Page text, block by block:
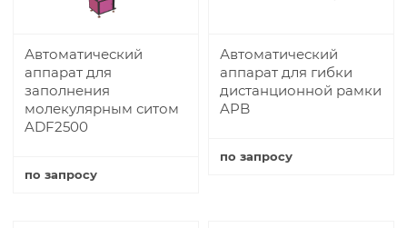
Автоматический
аппарат для
заполнения
молекулярным ситом
ADF2500
по запросу
Автоматический
аппарат для гибки
дистанционной рамки
APB
по запросу